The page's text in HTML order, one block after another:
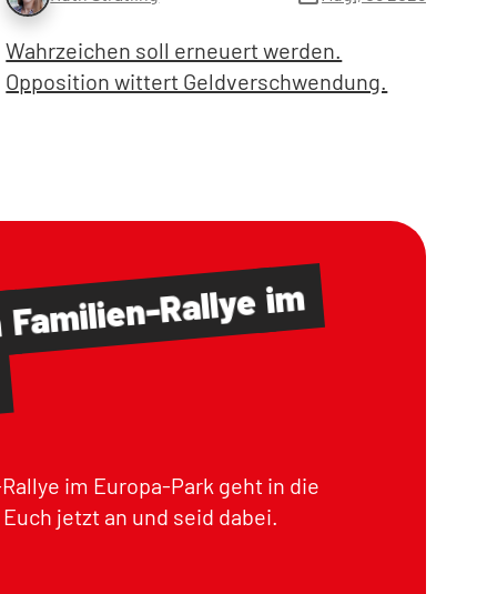
Wahrzeichen soll erneuert werden.
Opposition wittert Geldverschwendung.
Familien-Rallyeim
im Europa-Park geht in die
jetzt an und seid dabei.